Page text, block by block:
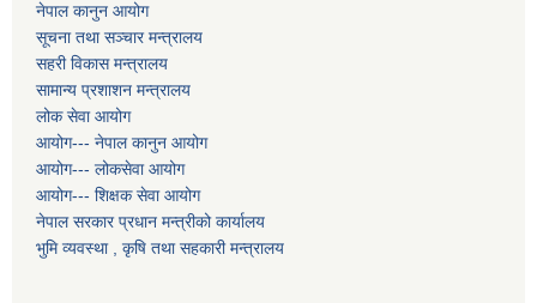
नेपाल कानुन आयोग
सूचना तथा सञ्चार मन्त्रालय
सहरी विकास मन्त्रालय
सामान्य प्रशाशन मन्त्रालय
लोक सेवा आयोग
आयोग--- नेपाल कानुन आयोग
आयोग--- लोकसेवा आयोग
आयोग--- शिक्षक सेवा आयोग
नेपाल सरकार प्रधान मन्त्रीको कार्यालय
भुमि व्यवस्था , कृषि तथा सहकारी मन्त्रालय